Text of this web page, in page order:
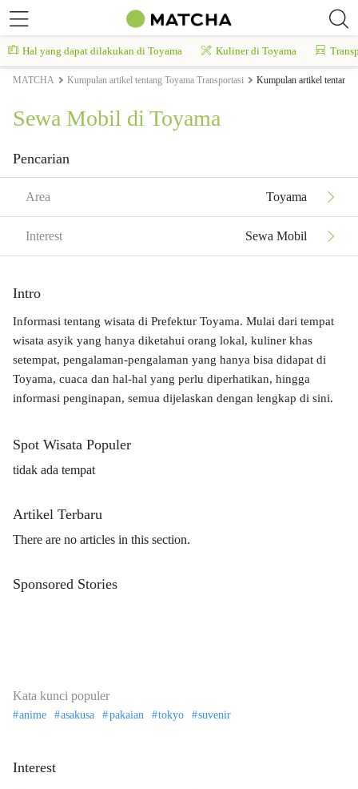
Hal yang dapat dilakukan di Toyama Kuliner di Toyama
MATCHA Kumpulan artikel tentang Toyama Transportasi Kumpulan artikel tentang
Sewa Mobil di Toyama
Pencarian
Area Toyama
Interest Sewa Mobil
Intro
Informasi tentang wisata di Prefektur Toyama. Mulai dari tempat
wisata asyik yang hanya diketahui orang lokal, kuliner khas
setempat, pengalaman-pengalaman yang hanya bisa didapat di
Toyama, cuaca dan hal-hal yang perlu diperhatikan, hingga
informasi penginapan, semua dijelaskan dengan lengkap di sini.
Spot Wisata Populer
tidak ada tempat
Artikel Terbaru
There are no articles in this section.
Sponsored Stories
Kata kunci populer
anime asakusa pakaian tokyo suvenir
Interest